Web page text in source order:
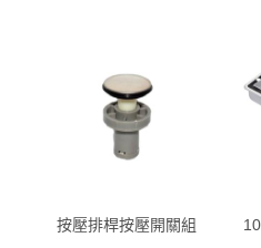
按壓排桿按壓開關組